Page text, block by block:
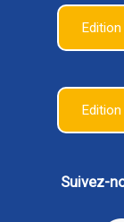
Suivez-